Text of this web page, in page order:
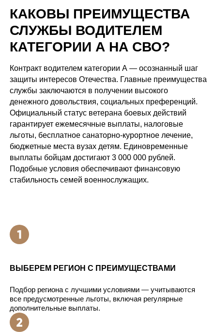
КАКОВЫ ПРЕИМУЩЕСТВА
СЛУЖБЫ ВОДИТЕЛЕМ
КАТЕГОРИИ А НА СВО?
Контракт водителем категории А — осознанный шаг
защиты интересов Отечества. Главные преимущества
службы заключаются в получении высокого
денежного довольствия, социальных преференций.
Официальный статус ветерана боевых действий
гарантирует ежемесячные выплаты, налоговые
льготы, бесплатное санаторно-курортное лечение,
бюджетные места вузах детям. Единовременные
выплаты бойцам достигают 3 000 000 рублей.
Подобные условия обеспечивают финансовую
стабильность семей военнослужащих.
ВЫБЕРЕМ РЕГИОН С ПРЕИМУЩЕСТВАМИ
Подбор региона с лучшими условиями — учитываются
все предусмотренные льготы, включая регулярные
дополнительные выплаты.